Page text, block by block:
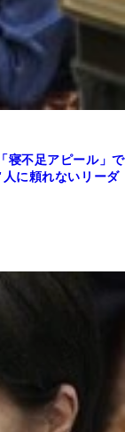
寝不足アピール」で
に頼れないリーダ